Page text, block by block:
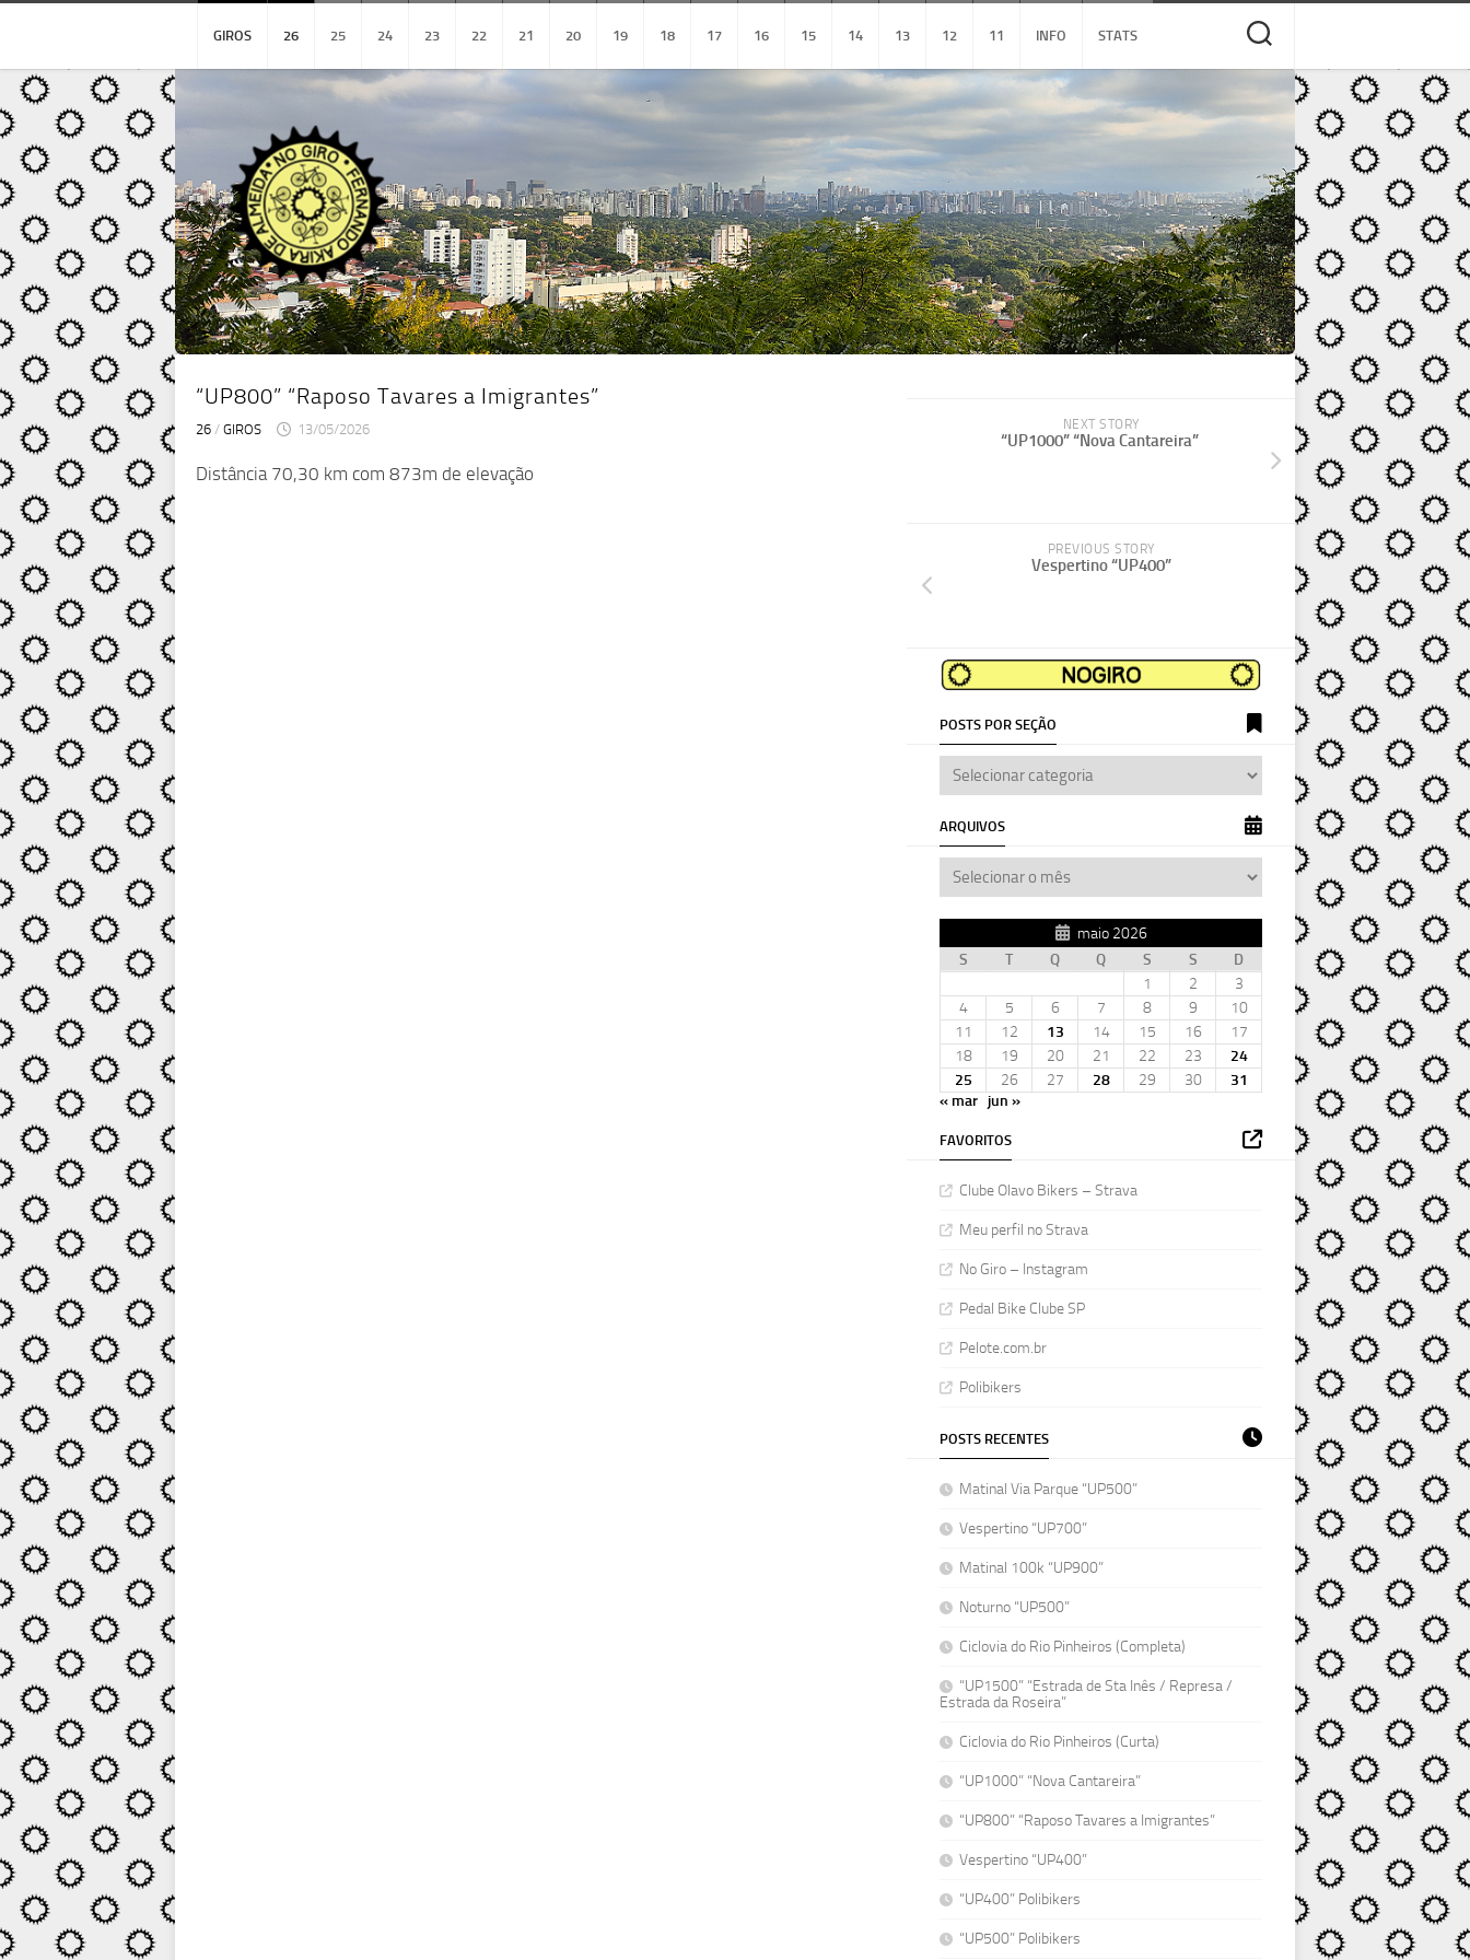
Skip
GIROS 26 25 24 23 22 21 20 19 18 17 16 15 14 13 12 11 INFO STATS
“UP800” “Raposo Tavares a Imigrantes”
26 / GIROS 13/05/2026
Distância 70,30 km com 873m de elevação
NEXT STORY
“UP1000” “Nova Cantareira”
PREVIOUS STORY
Vespertino “UP400”
POSTS POR SEÇÃO
ARQUIVOS
maio 2026
S
T Q Q S S
D
1
2
3
4
5 6 7 8 9
10
11
12 13 14 15 16
17
18
19 20 21 22 23
24
25
26 27 28 29 30
31
« mar jun »
FAVORITOS
Clube Olavo Bikers – Strava
Meu perfil no Strava
No Giro – Instagram
Pedal Bike Clube SP
Pelote.com.br
Polibikers
POSTS RECENTES
Matinal Via Parque “UP500”
Vespertino “UP700”
Matinal 100k “UP900”
Noturno “UP500”
Ciclovia do Rio Pinheiros (Completa)
“UP1500” “Estrada de Sta Inês / Represa /
Estrada da Roseira”
Ciclovia do Rio Pinheiros (Curta)
“UP1000” “Nova Cantareira”
“UP800” “Raposo Tavares a Imigrantes”
Vespertino “UP400”
“UP400” Polibikers
“UP500” Polibikers